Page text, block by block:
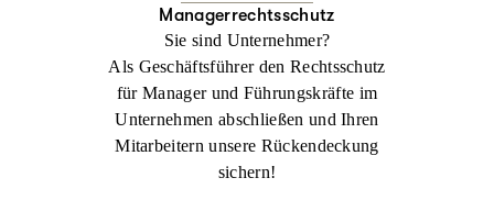
Managerrechtsschutz
Sie sind Unternehmer?
Als Geschäftsführer den Rechtsschutz
für Manager und Führungskräfte im
Unternehmen abschließen und Ihren
Mitarbeitern unsere Rückendeckung
sichern!